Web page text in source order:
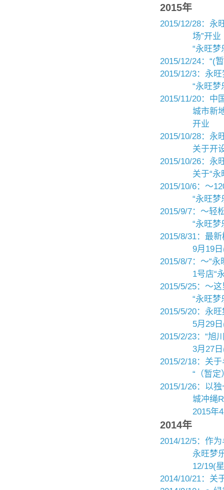
2015年
2015/12/28：永
场”开业
“永旺
2015/12/24：“(
2015/12/3：永
“永旺
2015/11/20：中
城市新
开业
2015/10/28：永
关于开
2015/10/26：永
关于“
2015/10/6：〜
“永旺
2015/9/7：〜轻
“永旺
2015/8/31：最
9月19
2015/8/7：～“
1号店“
2015/5/25：～
“永旺
2015/5/20：永
5月29
2015/2/23：“旭
3月27
2015/2/18：关
“（暂
2015/1/26：以
城冲绳
2015年
2014年
2014/12/5：作
永旺梦
12/19(
2014/10/21：关